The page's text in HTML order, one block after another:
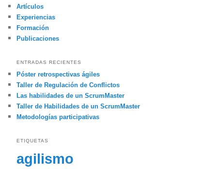
r
Artículos
Experiencias
Formación
Publicaciones
ENTRADAS RECIENTES
Póster retrospectivas ágiles
Taller de Regulación de Conflictos
Las habilidades de un ScrumMaster
Taller de Habilidades de un ScrumMaster
Metodologías participativas
ETIQUETAS
agilismo